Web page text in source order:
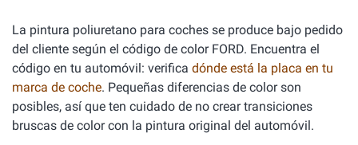
La pintura poliuretano para coches se produce bajo pedido
del cliente según el código de color FORD. Encuentra el
código en tu automóvil: verifica dónde está la placa en tu
marca de coche. Pequeñas diferencias de color son
posibles, así que ten cuidado de no crear transiciones
bruscas de color con la pintura original del automóvil.